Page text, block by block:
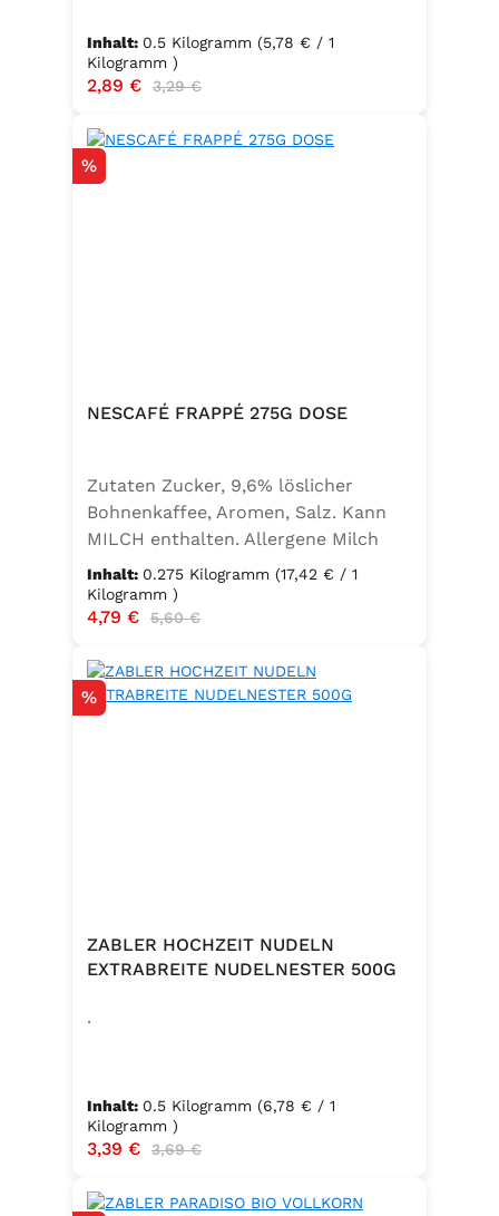
Inhalt: 0.5 Kilogramm (5,78 € / 1
Kilogramm )
Verkaufspreis:
2,89 € Regulärer Preis:
3,29 €
Rabatt
%
NESCAFÉ FRAPPÉ 275G DOSE
Zutaten Zucker, 9,6% löslicher
Bohnenkaffee, Aromen, Salz. Kann
MILCH enthalten. Allergene Milch
und daraus gewonnene Erzeugnisse
Inhalt: 0.275 Kilogramm (17,42 € / 1
Kilogramm )
Verkaufspreis:
4,79 € Regulärer Preis:
5,60 €
Rabatt
%
ZABLER HOCHZEIT NUDELN
EXTRABREITE NUDELNESTER 500G
.
Inhalt: 0.5 Kilogramm (6,78 € / 1
Kilogramm )
Verkaufspreis:
3,39 € Regulärer Preis:
3,69 €